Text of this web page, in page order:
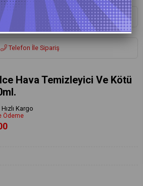
Whatsapp ile Sipariş
Telefon İle Sipariş
Hava Temizleyici Ve Kötü
Kargo
Ödeme